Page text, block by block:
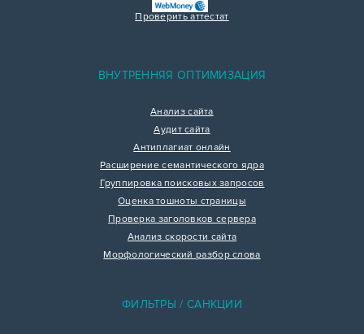
Проверить аттестат
ВНУТРЕННЯЯ ОПТИМИЗАЦИЯ
Анализ сайта
Аудит сайта
Антиплагиат онлайн
Расширение семантического ядра
Группировка поисковых запросов
Оценка тошноты страницы
Проверка заголовков сервера
Анализ скорости сайта
Морфологический разбор слова
ФИЛЬТРЫ / САНКЦИИ